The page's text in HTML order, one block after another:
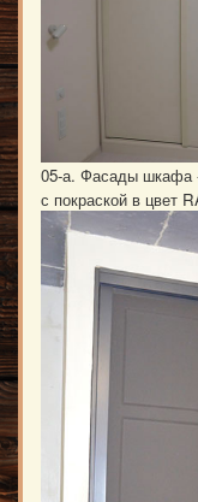
05-а. Фасады шкафа
с покраской в цвет